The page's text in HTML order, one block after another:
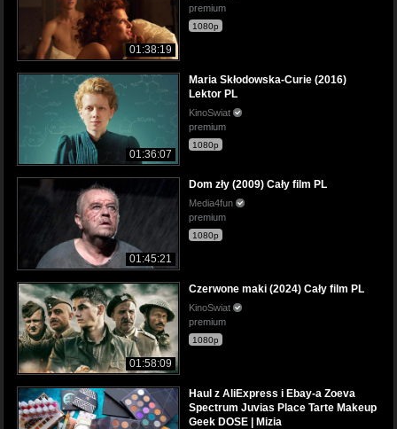
01:38:19
premium
1080p
01:36:07
Maria Skłodowska-Curie (2016)
Lektor PL
KinoSwiat
premium
1080p
01:45:21
Dom zły (2009) Cały film PL
Media4fun
premium
1080p
01:58:09
Czerwone maki (2024) Cały film PL
KinoSwiat
premium
1080p
Haul z AliExpress i Ebay-a Zoeva
Spectrum Juvias Place Tarte Makeup
Geek DOSE | Mizia